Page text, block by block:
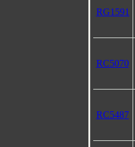
RG1591
RC5070
RC5487